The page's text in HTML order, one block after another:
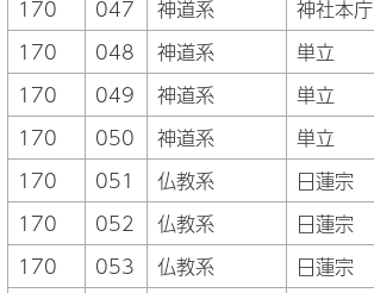
170
047 神道系 神社本庁
170
048 神道系 単立
170
049 神道系 単立
170
050 神道系 単立
170
051 仏教系 日蓮宗
170
052 仏教系 日蓮宗
170
053 仏教系 日蓮宗